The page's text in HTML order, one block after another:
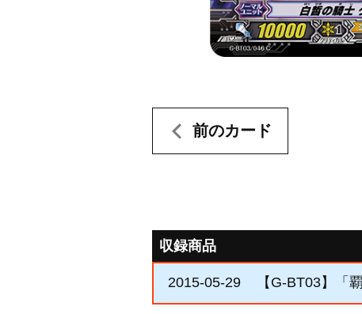
前のカード
収録商品
2015-05-29 【G-BT03】「